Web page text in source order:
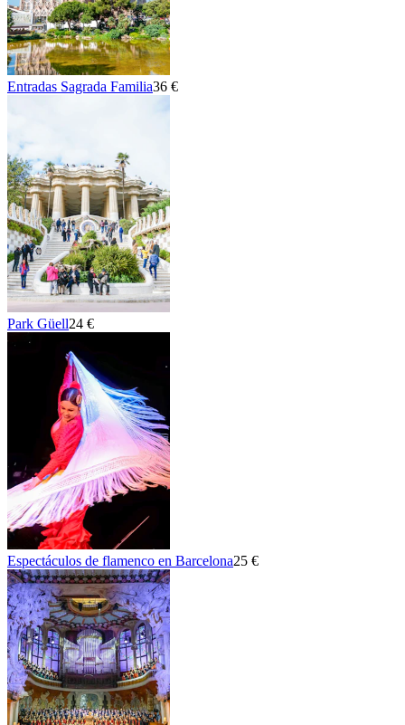
Entradas Sagrada Familia36 €
Park Güell24 €
Espectáculos de flamenco en Barcelona25 €